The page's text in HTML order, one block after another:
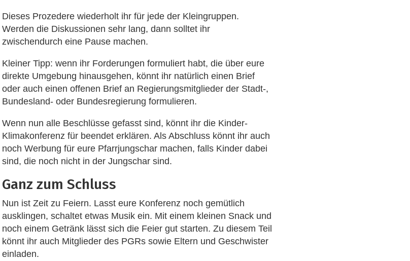
Dieses Prozedere wiederholt ihr für jede der Kleingruppen.
Werden die Diskussionen sehr lang, dann solltet ihr
zwischendurch eine Pause machen.
Kleiner Tipp: wenn ihr Forderungen formuliert habt, die über eure
direkte Umgebung hinausgehen, könnt ihr natürlich einen Brief
oder auch einen offenen Brief an Regierungsmitglieder der Stadt-,
Bundesland- oder Bundesregierung formulieren.
Wenn nun alle Beschlüsse gefasst sind, könnt ihr die Kinder-
Klimakonferenz für beendet erklären. Als Abschluss könnt ihr auch
noch Werbung für eure Pfarrjungschar machen, falls Kinder dabei
sind, die noch nicht in der Jungschar sind.
Ganz zum Schluss
Nun ist Zeit zu Feiern. Lasst eure Konferenz noch gemütlich
ausklingen, schaltet etwas Musik ein. Mit einem kleinen Snack und
noch einem Getränk lässt sich die Feier gut starten. Zu diesem Teil
könnt ihr auch Mitglieder des PGRs sowie Eltern und Geschwister
einladen.